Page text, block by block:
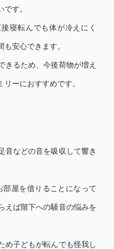
す。
寝転んでも体が冷えにく
安心できます。
きるため、今後荷物が増え
ーにおすすめです。
音などの音を吸収して響き
屋を借りることになって
えば階下への騒音の悩みを
め子どもが転んでも怪我し